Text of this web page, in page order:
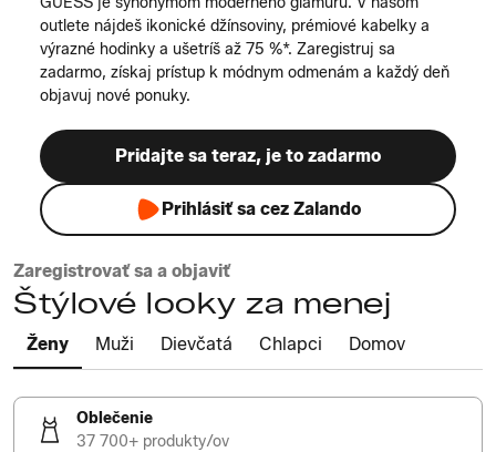
outlete nájdeš ikonické džínsoviny, prémiové kabelky a
výrazné hodinky a ušetríš až 75 %*. Zaregistruj sa
zadarmo, získaj prístup k módnym odmenám a každý deň
objavuj nové ponuky.
Pridajte sa teraz, je to zadarmo
Prihlásiť sa cez Zalando
Zaregistrovať sa a objaviť
Štýlové looky za menej
Ženy Muži Dievčatá Chlapci Domov
Oblečenie
37 700+ produkty/ov